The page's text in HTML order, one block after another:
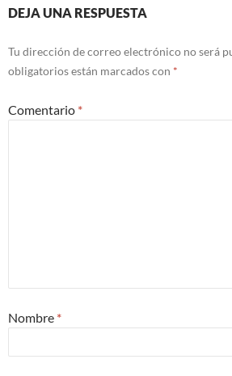
DEJA UNA RESPUESTA
Tu dirección de correo electrónico no será
obligatorios están marcados con *
Comentario *
Nombre *